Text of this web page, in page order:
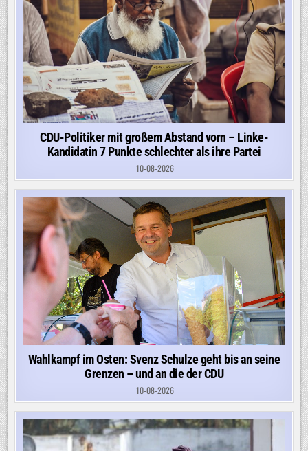
CDU-Politiker mit großem Abstand vorn – Linke-
Kandidatin 7 Punkte schlechter als ihre Partei
10-08-2026
Wahlkampf im Osten: Svenz Schulze geht bis an seine
Grenzen – und an die der CDU
10-08-2026